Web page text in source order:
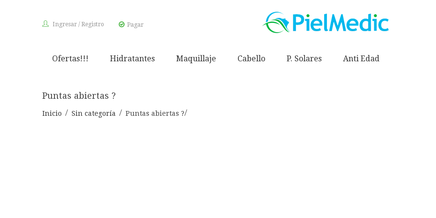
Ingresar / Registro Pagar
Ofertas!!! Hidratantes Maquillaje Cabello P. Solares Anti Edad
Puntas abiertas ?
Inicio Sin categoría Puntas abiertas ?